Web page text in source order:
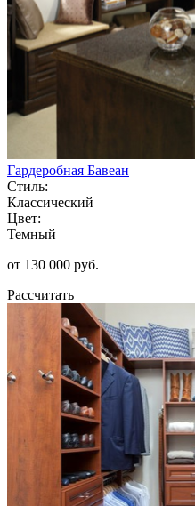
Гардеробная Бавеан
Стиль:
Классический
Цвет:
Темный
от 130 000 руб.
Рассчитать